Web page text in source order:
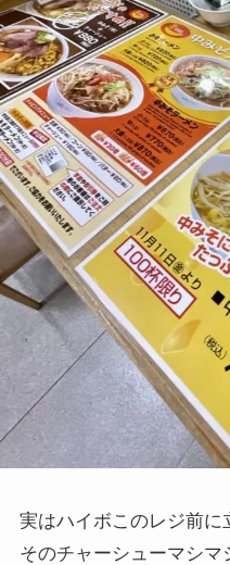
実はハイボこのレジ前
そのチャーシューマシ